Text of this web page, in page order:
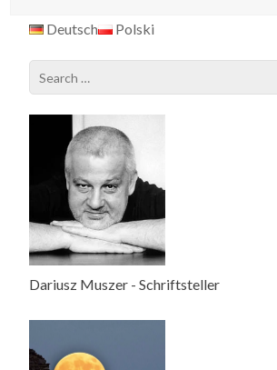
Deutsch Polski
Dariusz Muszer - Schriftsteller